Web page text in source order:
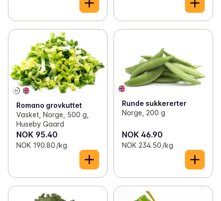
Romano grovkuttet
Vasket, Norge, 500 g,
Huseby Gaard
NOK 95.40
NOK 190.80 /kg
Runde sukkererter
Norge, 200 g
NOK 46.90
NOK 234.50 /kg